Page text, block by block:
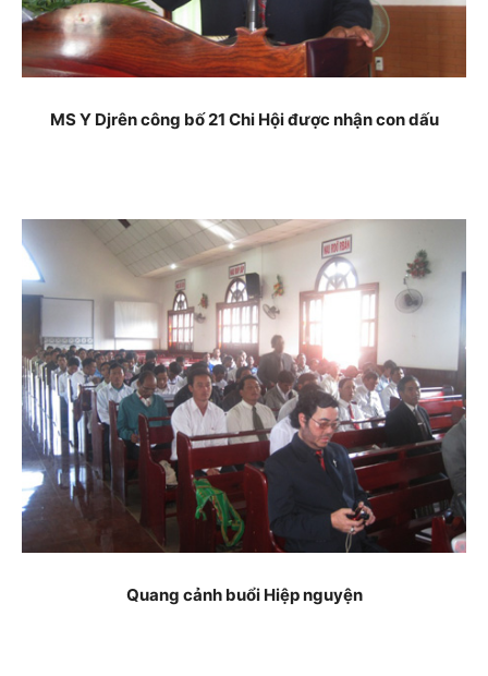
MS Y Djrên công bố 21 Chi Hội được nhận con dấu
Quang cảnh buổi Hiệp nguyện